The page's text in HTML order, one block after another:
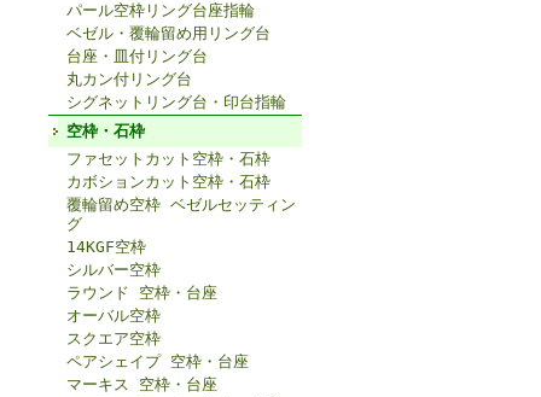
パール空枠リング台座指輪
ベゼル・覆輪留め用リング台
台座・皿付リング台
丸カン付リング台
シグネットリング台・印台指輪
空枠・石枠
ファセットカット空枠・石枠
カボションカット空枠・石枠
覆輪留め空枠 ベゼルセッティン
グ
14KGF空枠
シルバー空枠
ラウンド 空枠・台座
オーバル空枠
スクエア空枠
ペアシェイプ 空枠・台座
マーキス 空枠・台座